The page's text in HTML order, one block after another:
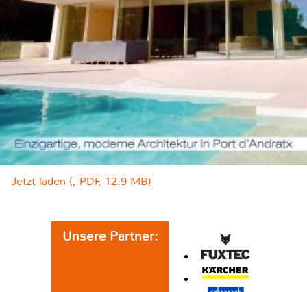
Jetzt laden (, PDF, 12.9 MB)
Unsere Partner: